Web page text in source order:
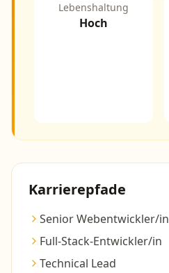
Lebenshaltung
Hoch
Karrierepfade
Senior Webentwickler/in
Full-Stack-Entwickler/in
Technical Lead